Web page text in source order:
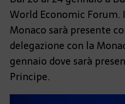
World Economic Forum.
Monaco sarà presente
delegazione con la
gennaio dove sarà
Principe.